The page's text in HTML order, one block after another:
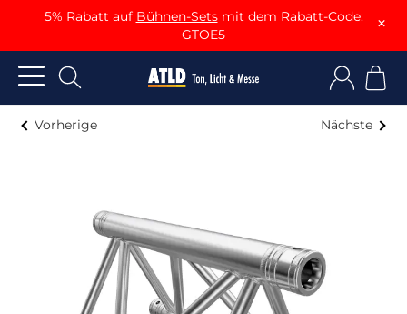
5% Rabatt auf Bühnen-Setsmit dem Rabatt-Code:
GTOE5
×
Vorherige Nächste